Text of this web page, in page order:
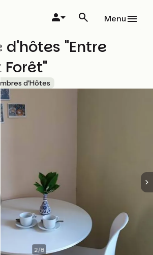
Menu
d'hôtes "Entre
Forêt"
d'Hôtes
2/8